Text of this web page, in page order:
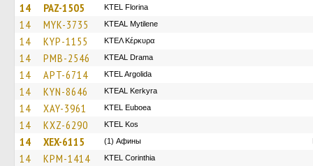
14 PAZ-1505 KTEL Florina
14 MYK-3735 KTEAL Mytilene
14 KYP-1155 ΚΤΕΛ Κέρκυρα
14 PMB-2546 KTEAL Drama
14 APT-6714 KTEL Argolida
14 KYN-8646 KTEAL Kerkyra
14 XAY-3961 ΚΤΕL Euboea
14 KXZ-6290 KTEL Kos
14 XEX-6115 (1) Афины
14 KPM-1414 KTEL Corinthia